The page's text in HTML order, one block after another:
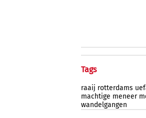
Tags
raaij rotterdams
machtige meneer
wandelgangen